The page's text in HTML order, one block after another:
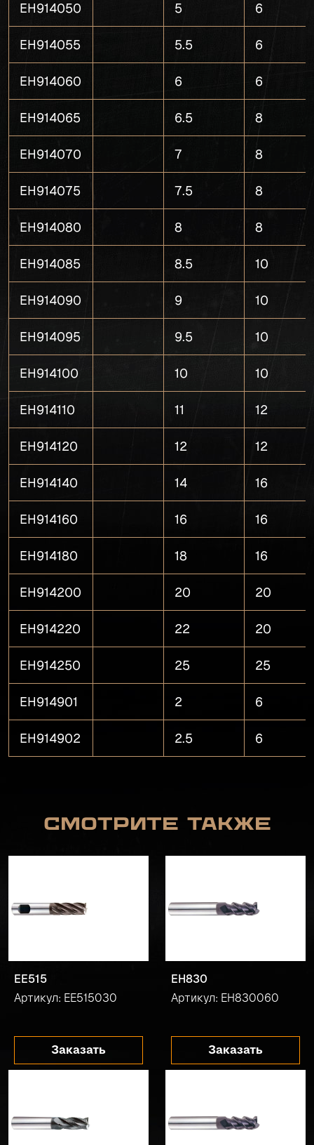
EH914050 5 6
EH914055 5.5 6
EH914060 6 6
EH914065 6.5 8
EH914070 7 8
EH914075 7.5 8
EH914080 8 8
EH914085 8.5 10
EH914090 9 10
EH914095 9.5 10
EH914100 10 10
EH914110 11 12
EH914120 12 12
EH914140 14 16
EH914160 16 16
EH914180 18 16
EH914200 20 20
EH914220 22 20
EH914250 25 25
EH914901 2 6
EH914902 2.5 6
Смотрите также
EE515
Артикул: EE515030
Заказать
EH830
Артикул: EH830060
Заказать